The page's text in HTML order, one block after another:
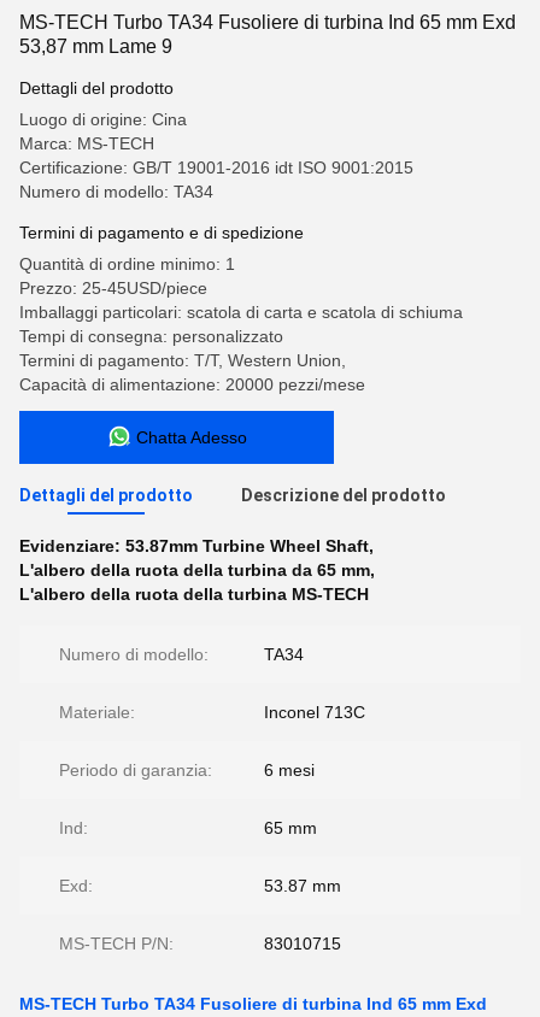
MS-TECH Turbo TA34 Fusoliere di turbina Ind 65 mm Exd
53,87 mm Lame 9
Dettagli del prodotto
Luogo di origine: Cina
Marca: MS-TECH
Certificazione: GB/T 19001-2016 idt ISO 9001:2015
Numero di modello: TA34
Termini di pagamento e di spedizione
Quantità di ordine minimo: 1
Prezzo: 25-45USD/piece
Imballaggi particolari: scatola di carta e scatola di schiuma
Tempi di consegna: personalizzato
Termini di pagamento: T/T, Western Union,
Capacità di alimentazione: 20000 pezzi/mese
Chatta Adesso
Dettagli del prodotto Descrizione del prodotto
Evidenziare: 53.87mm Turbine Wheel Shaft,
L'albero della ruota della turbina da 65 mm,
L'albero della ruota della turbina MS-TECH
Numero di modello: TA34
Materiale: Inconel 713C
Periodo di garanzia: 6 mesi
Ind: 65 mm
Exd: 53.87 mm
MS-TECH P/N: 83010715
MS-TECH Turbo TA34 Fusoliere di turbina Ind 65 mm Exd